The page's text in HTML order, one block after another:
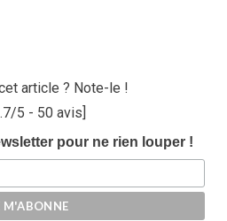
article ? Note-le !
/5 - 50 avis]
pour ne rien louper !